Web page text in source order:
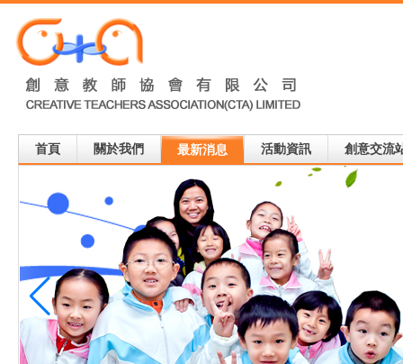
首頁 關於我們 最新消息 活動資訊 創意交流